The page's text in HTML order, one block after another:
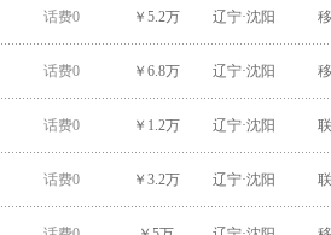
话费0 ￥5.2万 辽宁·沈阳
话费0 ￥6.8万 辽宁·沈阳
话费0 ￥1.2万 辽宁·沈阳
话费0 ￥3.2万 辽宁·沈阳